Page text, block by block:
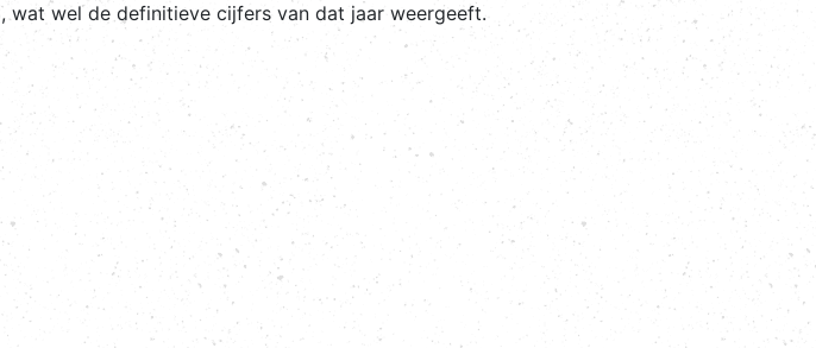
wat wel de definitieve cijfers van dat jaar weergeeft.